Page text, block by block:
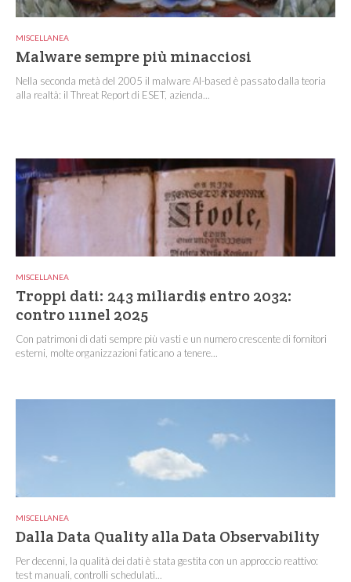
MISCELLANEA
Malware sempre più minacciosi
Nella seconda metà del 2005 il malware AI-based è passato dalla teoria
alla realtà: il Threat Report di ESET, azienda...
MISCELLANEA
Troppi dati: 243 miliardi$ entro 2032:
contro 111nel 2025
Con patrimoni di dati sempre più vasti e un numero crescente di fornitori
esterni, molte organizzazioni faticano a tenere...
MISCELLANEA
Dalla Data Quality alla Data Observability
Per decenni, la qualità dei dati è stata gestita con un approccio reattivo:
test manuali, controlli schedulati...